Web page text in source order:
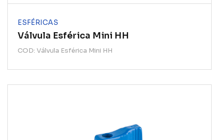
ESFÉRICAS
Válvula Esférica Mini HH
COD: Válvula Esférica Mini HH